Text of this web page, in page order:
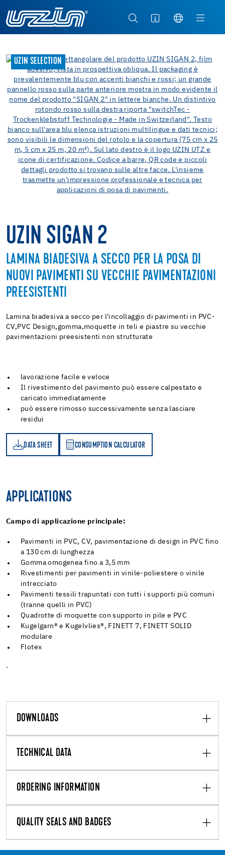
UZIN SELECTION
UZIN SIGAN 2
LAMINA BIADESIVA A SECCO PER LA POSA DI
NUOVI PAVIMENTI SU VECCHIE PAVIMENTAZIONI
PREESISTENTI
Lamina biadesiva a secco per l'incollaggio di pavimenti in PVC-
CV,PVC Design,gomma,moquette in teli e piastre su vecchie
pavimentazioni preesistenti non strutturate
lavorazione facile e veloce
Il rivestimento del pavimento può essere calpestato e
caricato immediatamente
può essere rimosso successivamente senza lasciare
residui
DATA SHEET CONSUMPTION CALCULATOR
CALCULATOR
APPLICATIONS
Campo di applicazione principale:
Pavimenti in PVC, CV, pavimentazione di design in PVC fino
a 130 cm di lunghezza
Gomma omogenea fino a 3,5 mm
Rivestimenti per pavimenti in vinile-poliestere o vinile
intrecciato
Pavimenti tessili trapuntati con tutti i supporti più comuni
(tranne quelli in PVC)
Quadrotte di moquette con supporto in pile e PVC
Kugelgarn® e Kugelvlies®, FINETT 7, FINETT SOLID
modulare
Flotex
.
DOWNLOADS
TECHNICAL DATA
ORDERING INFORMATION
QUALITY SEALS AND BADGES